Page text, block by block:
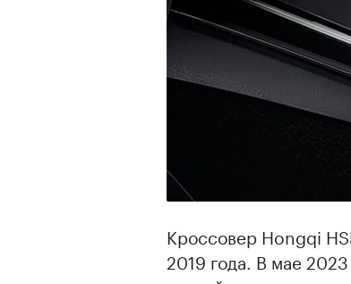
Кроссовер Hongqi
2019 года. В мае